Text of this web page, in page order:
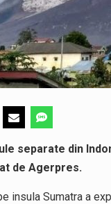
separate din
de Agerpres.
insula Sumatra a